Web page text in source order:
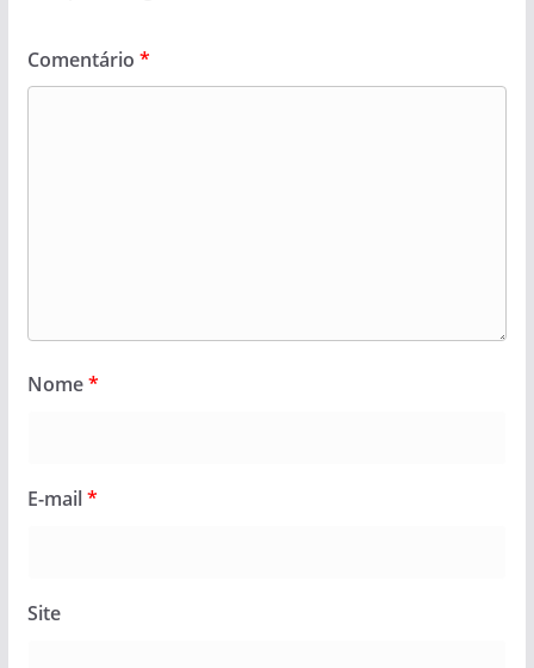
Comentário *
Nome*
E-mail*
Site